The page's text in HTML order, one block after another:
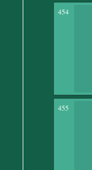
454
455